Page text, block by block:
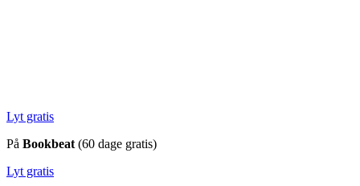
Lyt gratis
På Bookbeat (60 dage gratis)
Lyt gratis